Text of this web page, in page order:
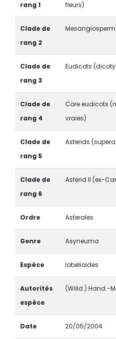
rang 1
fleurs)
Clade de
rang 2
Clade de
rang 3
Eudicots
Clade de
rang 4
Core eudicots
vraies)
Clade de
rang 5
Asterids
Clade de
rang 6
Asterid II (ex-
Ordre Asterales
Genre Asyneuma
Espèce lobelioides
Autorités
espèce
(Willd.) Hand.-
Date 20/05/2004